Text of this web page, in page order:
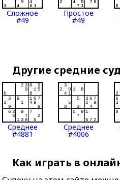
Сложное
#49
Простое
#49
Другие средние
Среднее
#4881
Среднее
#4006
Как играть в